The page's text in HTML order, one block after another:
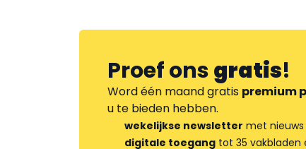
Proef onsgratis!
Word één maand gratis premium
u te bieden hebben.
wekelijkse newsletter met
digitale toegang tot 35